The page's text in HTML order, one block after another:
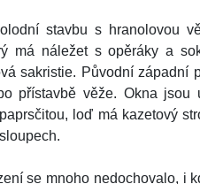
stavbu s hranolovou
má náležet s opěráky a
sakristie. Původní západní
přístavbě věže. Okna jsou
loď má kazetový
se mnoho nedochovalo, i